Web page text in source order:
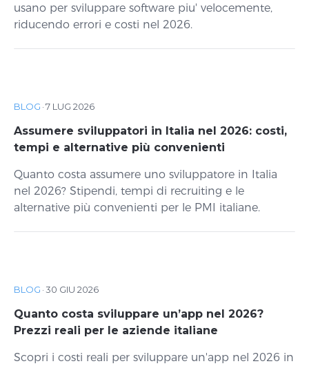
usano per sviluppare software piu' velocemente,
riducendo errori e costi nel 2026.
BLOG ·7 LUG 2026
Assumere sviluppatori in Italia nel 2026: costi,
tempi e alternative più convenienti
Quanto costa assumere uno sviluppatore in Italia
nel 2026? Stipendi, tempi di recruiting e le
alternative più convenienti per le PMI italiane.
BLOG ·30 GIU 2026
Quanto costa sviluppare un’app nel 2026?
Prezzi reali per le aziende italiane
Scopri i costi reali per sviluppare un'app nel 2026 in